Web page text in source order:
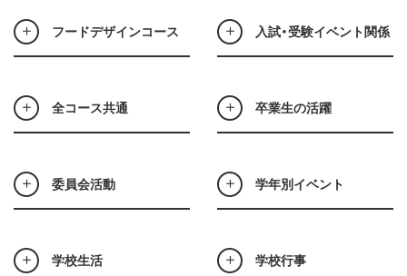
フードデザインコース 入試・受験イベント関係
全コース共通 卒業生の活躍
委員会活動 学年別イベント
学校生活 学校行事